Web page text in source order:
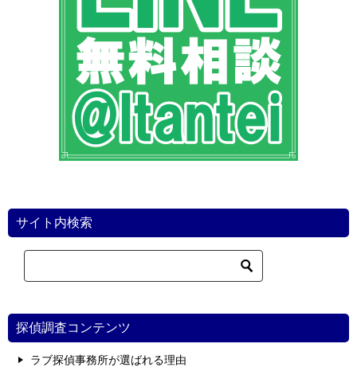
サイト内検索
探偵調査コンテンツ
ラブ探偵事務所が選ばれる理由